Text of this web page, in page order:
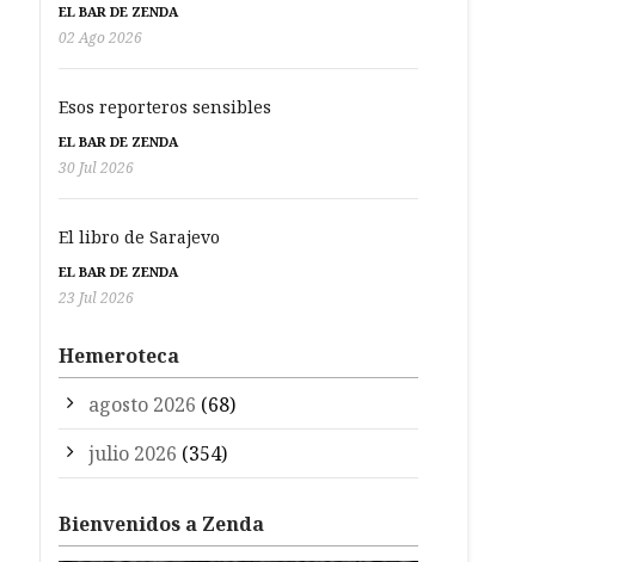
EL BAR DE ZENDA
02 Ago 2026
Esos reporteros sensibles
EL BAR DE ZENDA
30 Jul 2026
El libro de Sarajevo
EL BAR DE ZENDA
23 Jul 2026
Hemeroteca
agosto 2026 (68)
julio 2026 (354)
Bienvenidos a Zenda